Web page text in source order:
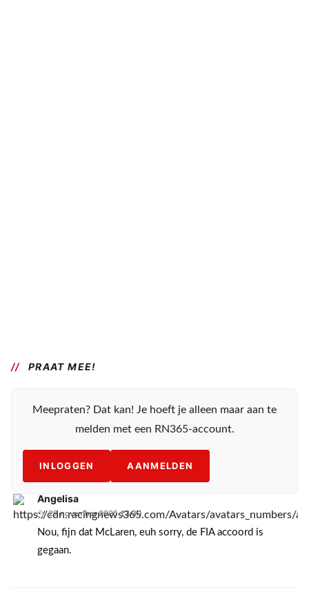
PRAAT MEE!
Meepraten? Dat kan! Je hoeft je alleen maar aan te
melden met een RN365-account.
INLOGGEN AANMELDEN
Angelisa
29 november 2025 13:30
Nou, fijn dat McLaren, euh sorry, de FIA accoord is
gegaan.